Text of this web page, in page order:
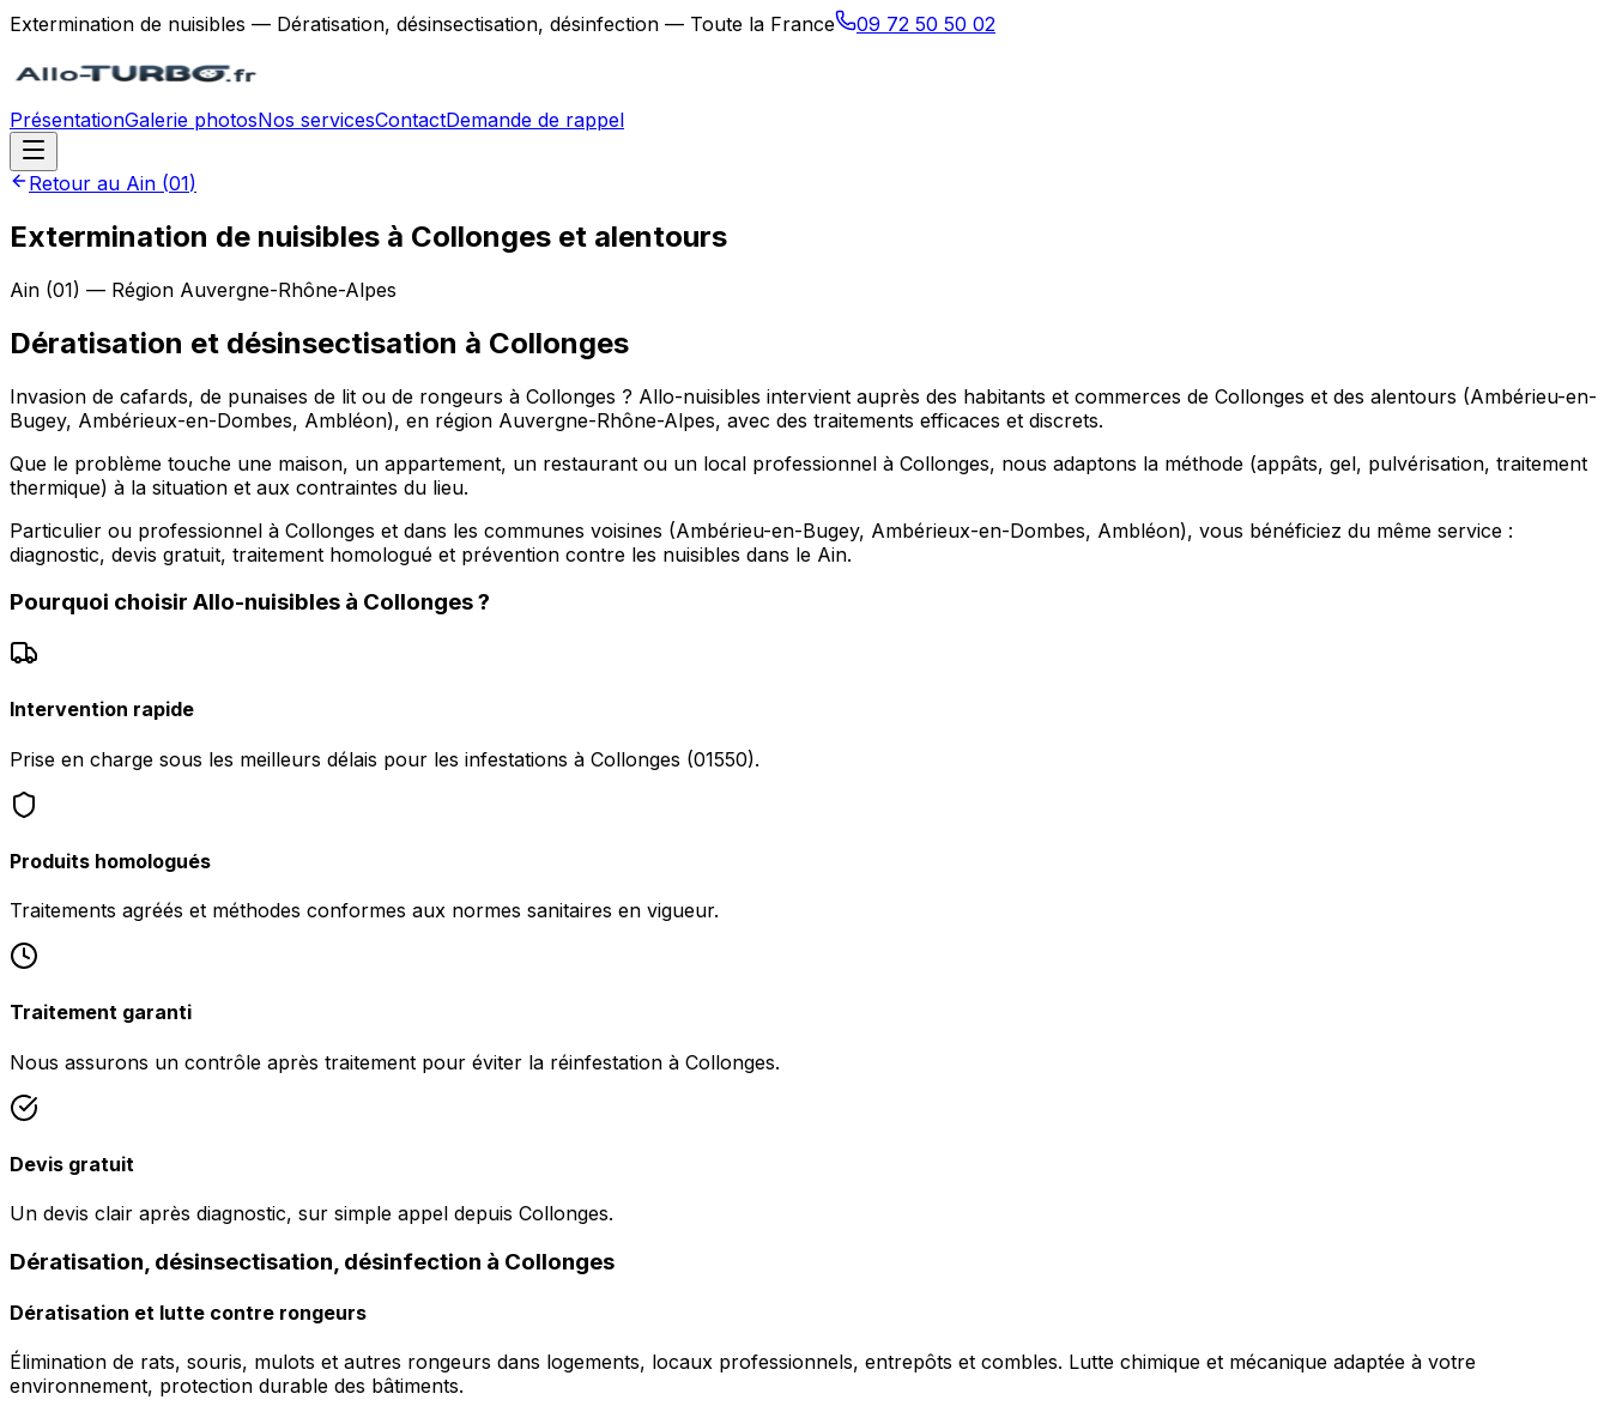
Extermination de nuisibles — Dératisation, désinsectisation, désinfection — Toute la France 09 72 50 50 02
PrésentationGalerie photosNos servicesContactDemande de rappel
Retour au Ain (01)
Extermination de nuisibles à Collonges et alentours
Ain (01) — Région Auvergne-Rhône-Alpes
Dératisation et désinsectisation à Collonges
Invasion de cafards, de punaises de lit ou de rongeurs à Collonges ? Allo-nuisibles intervient auprès des habitants et commerces de Collonges et des alentours (Ambérieu-en-
Bugey, Ambérieux-en-Dombes, Ambléon), en région Auvergne-Rhône-Alpes, avec des traitements efficaces et discrets.
Que le problème touche une maison, un appartement, un restaurant ou un local professionnel à Collonges, nous adaptons la méthode (appâts, gel, pulvérisation, traitement
thermique) à la situation et aux contraintes du lieu.
Particulier ou professionnel à Collonges et dans les communes voisines (Ambérieu-en-Bugey, Ambérieux-en-Dombes, Ambléon), vous bénéficiez du même service :
diagnostic, devis gratuit, traitement homologué et prévention contre les nuisibles dans le Ain.
Pourquoi choisir Allo-nuisibles à Collonges?
Intervention rapide
Prise en charge sous les meilleurs délais pour les infestations à Collonges (01550).
Produits homologués
Traitements agréés et méthodes conformes aux normes sanitaires en vigueur.
Traitement garanti
Nous assurons un contrôle après traitement pour éviter la réinfestation à Collonges.
Devis gratuit
Un devis clair après diagnostic, sur simple appel depuis Collonges.
Dératisation, désinsectisation, désinfection à Collonges
Dératisation et lutte contre rongeurs
Élimination de rats, souris, mulots et autres rongeurs dans logements, locaux professionnels, entrepôts et combles. Lutte chimique et mécanique adaptée à votre
environnement, protection durable des bâtiments.